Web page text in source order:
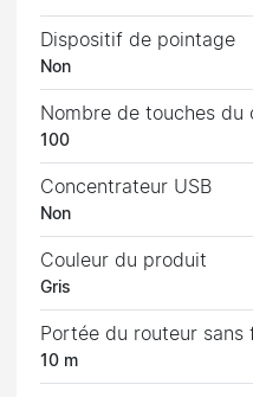
Dispositif de pointage
Non
Nombre de touches du
100
Concentrateur USB
Non
Couleur du produit
Gris
Portée du routeur sans
10 m